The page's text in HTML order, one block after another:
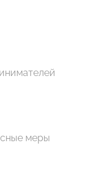
меры